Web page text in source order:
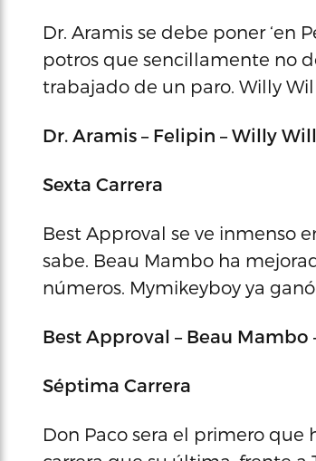
Dr. Aramis se debe poner ‘en
potros que sencillamente no
trabajado de un paro. Willy
Dr. Aramis – Felipin – Willy
Sexta Carrera
Best Approval se ve inmenso
sabe. Beau Mambo ha
números. Mymikeyboy ya
Best Approval – Beau
Séptima Carrera
Don Paco sera el primero